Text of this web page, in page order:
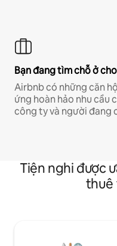
Bạn đang tìm chỗ ở
Airbnb có những căn
ứng hoàn hảo nhu cầu
công ty và người đang
Tiện nghi được
thuê